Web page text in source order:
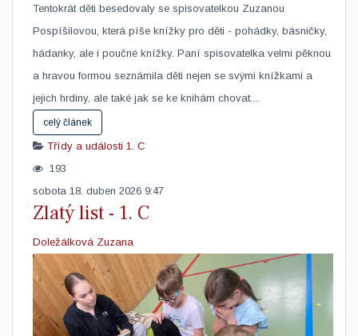
Tentokrát děti besedovaly se spisovatelkou Zuzanou
Pospíšilovou, která píše knížky pro děti - pohádky, básničky,
hádanky, ale i poučné knížky. Paní spisovatelka velmi pěknou
a hravou formou seznámila děti nejen se svými knížkami a
jejich hrdiny, ale také jak se ke knihám chovat....
celý článek
Třídy a události 1. C
193
sobota 18. duben 2026 9:47
Zlatý list - 1. C
Doležálková Zuzana